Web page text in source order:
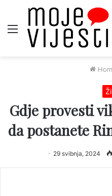
Menu
Gdje provesti
da postanete
29 svibnja, 2024